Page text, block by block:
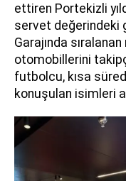
ettiren Portekizli
servet değerindeki
Garajında
otomobillerini
futbolcu, kısa
konuşulan isimleri